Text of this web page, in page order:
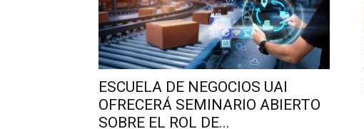
ESCUELA DE NEGOCIOS UAI
OFRECERÁ SEMINARIO ABIERTO
SOBRE EL ROL DE...